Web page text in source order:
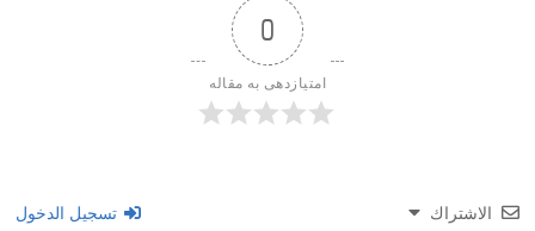
0
امتیازدهی به مقاله
الاشتراك تسجيل الدخول